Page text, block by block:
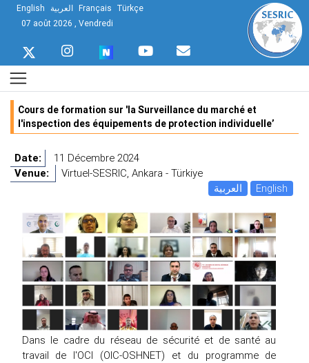
English العربية Français Türkçe
07 août 2026 , Vendredi
Cours de formation sur 'la Surveillance du marché et
l'inspection des équipements de protection individuelle’
Date:
11 Décembre 2024
Venue:
Virtuel-SESRIC, Ankara - Türkiye
العربية
English
Dans le cadre du réseau de sécurité et de santé au
travail de l'OCI (OIC-OSHNET) et du programme de